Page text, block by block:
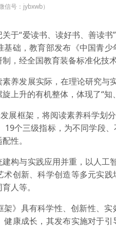
信号：jybxwb）
于“爱读书、读好书、善读
础，教育部发布《中国青
，经全国教育装备标准化技
养发展实际，在理论研究
上升的有机整体，体现了“知
展框架，将阅读素养科学划
19个三级指标，为不同学段
性。
构与实践应用并重，以人
创新、科学创造等多元实
人等。
架》具有科学性、创新性、
康成长，其发布实施对于